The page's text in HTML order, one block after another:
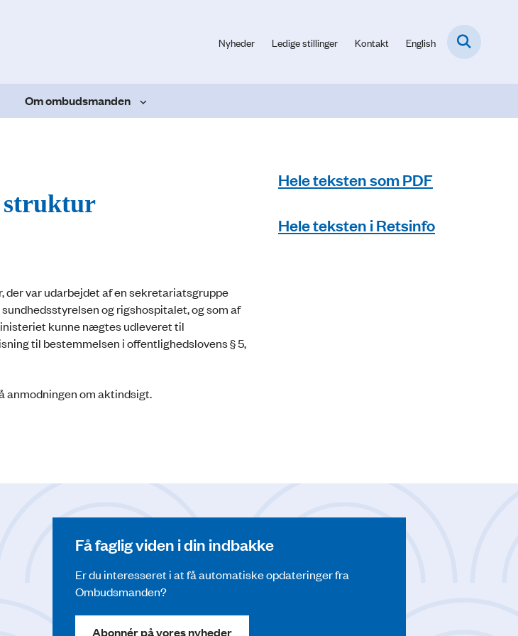
Nyheder Ledige stillinger Kontakt English
Om ombudsmanden
struktur
var udarbejdet af en sekretariatsgruppe
og rigshospitalet, og som af
kunne nægtes udleveret til
til bestemmelsen i offentlighedslovens § 5,
anmodningen om aktindsigt.
Hele teksten som PDF
Hele teksten i Retsinfo
Få faglig viden i din indbakke
Er du interesseret i at få automatiske opdateringer fra
Ombudsmanden?
Abonnér på vores nyheder